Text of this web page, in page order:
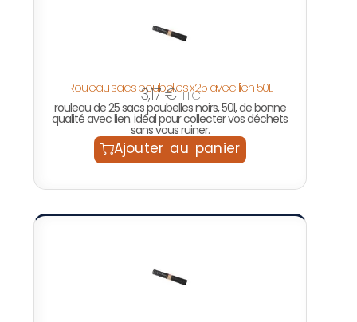
Rouleau sacs poubelles x25 avec lien 50L
3,17€ TTC
rouleau de 25 sacs poubelles noirs, 50l, de bonne
qualité avec lien. idéal pour collecter vos déchets
sans vous ruiner.
Ajouter au panier